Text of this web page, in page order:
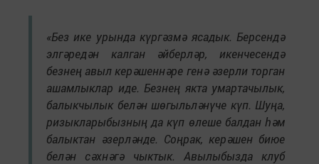
«Без ике урында күргәзмә ясадык. Берсендә
элгәредән калган әйберләр, икенчесендә
безнең авыл керәшеннәре генә әзерли торган
ашамлыклар иде. Безнең якта умартачылык,
балыкчылык белән шөгыльләнүче күп. Шуңа,
ризыкларыбызның да күп өлеше балдан һәм
балыктан әзерләнде. Соңрак, керәшен биюе
белән сәхнәгә чыктык. Авылыбызда клуб